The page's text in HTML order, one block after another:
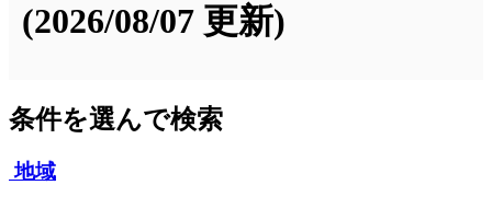
(2026/08/07 更新)
条件を選んで検索
地域